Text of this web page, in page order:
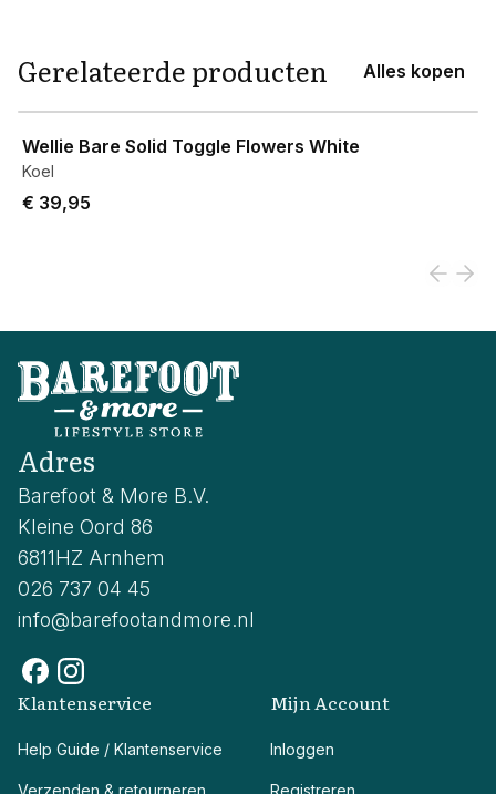
Gerelateerde producten Alles kopen
Wellie Bare Solid Toggle Flowers White
Koel
€ 39,95
Adres
Barefoot & More B.V.
Kleine Oord 86
6811HZ Arnhem
026 737 04 45
info@barefootandmore.nl
Klantenservice
Help Guide / Klantenservice
Mijn Account
Inloggen